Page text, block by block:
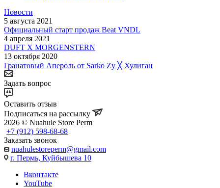
Новости
5 августа 2021
Официальный старт продаж Beat VNDL
4 апреля 2021
DUFT X MORGENSTERN
13 октября 2020
Гранатовый Апероль от Sarko Zy ╳ Хулиган
Задать вопрос
Оставить отзыв
Подписаться на рассылку
2026 © Nuahule Store Perm
+7 (912) 598-68-68
Заказать звонок
nuahulestoreperm@gmail.com
г. Пермь, Куйбышева 10
Вконтакте
YouTube